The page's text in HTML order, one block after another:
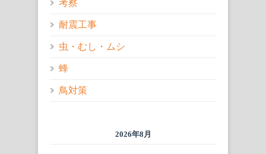
考察
耐震工事
虫・むし・ムシ
蜂
鳥対策
2026年8月